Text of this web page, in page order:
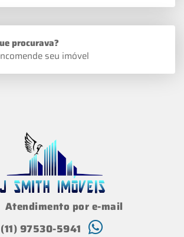
procurava?
seu imóvel
Atendimento por e-mail
(11) 97530-5941